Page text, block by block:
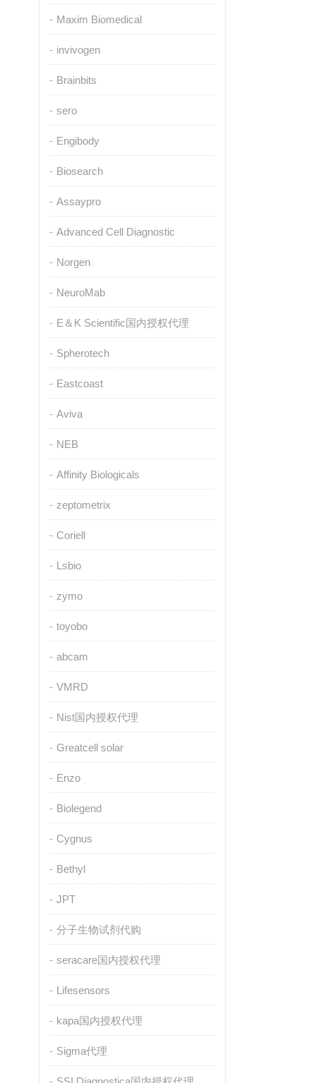
Maxim Biomedical
invivogen
Brainbits
sero
Engibody
Biosearch
Assaypro
Advanced Cell Diagnostic
Norgen
NeuroMab
E＆K Scientific国内授权代理
Spherotech
Eastcoast
Aviva
NEB
Affinity Biologicals
zeptometrix
Coriell
Lsbio
zymo
toyobo
abcam
VMRD
Nist国内授权代理
Greatcell solar
Enzo
Biolegend
Cygnus
Bethyl
JPT
分子生物试剂代购
seracare国内授权代理
Lifesensors
kapa国内授权代理
Sigma代理